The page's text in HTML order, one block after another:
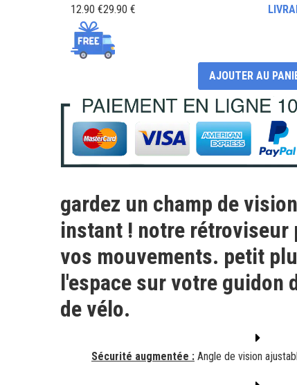
12.90 €29.90 €
AJOUTER AU
gardez un champ de
instant ! notre rétroviseur
vos mouvements. petit
l'espace sur votre guidon
de vélo.
Sécurité augmentée : Angle de vision